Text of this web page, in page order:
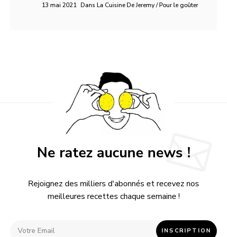
13 mai 2021 Dans La Cuisine De Jeremy / Pour le goûter
Ne ratez aucune news !
Rejoignez des milliers d'abonnés et recevez nos
meilleures recettes chaque semaine !